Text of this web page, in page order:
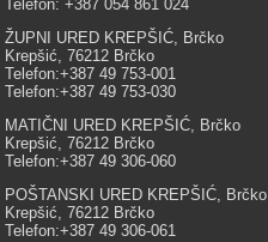
Telefon: +387 054 861 024
ŽUPNI URED KREPŠIĆ, Brčko
Krepšić, 76212 Brčko
Telefon:+387 49 753-001
Telefon:+387 49 753-030
MATIČNI URED KREPŠIĆ, Brčko
Krepšić, 76212 Brčko
Telefon:+387 49 306-060
POŠTANSKI URED KREPŠIĆ, Brčko
Krepšić, 76212 Brčko
Telefon:+387 49 306-061